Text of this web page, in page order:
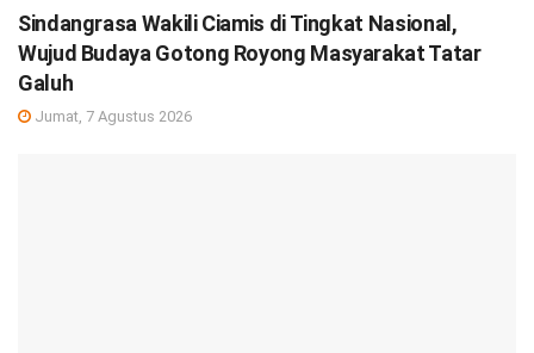
Sindangrasa Wakili Ciamis di Tingkat Nasional,
Wujud Budaya Gotong Royong Masyarakat Tatar
Galuh
Jumat, 7 Agustus 2026